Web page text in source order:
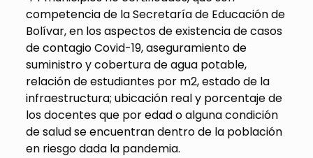
competencia de la Secretaría de Educación de
Bolívar, en los aspectos de existencia de casos
de contagio Covid-19, aseguramiento de
suministro y cobertura de agua potable,
relación de estudiantes por m2, estado de la
infraestructura; ubicación real y porcentaje de
los docentes que por edad o alguna condición
de salud se encuentran dentro de la población
en riesgo dada la pandemia.